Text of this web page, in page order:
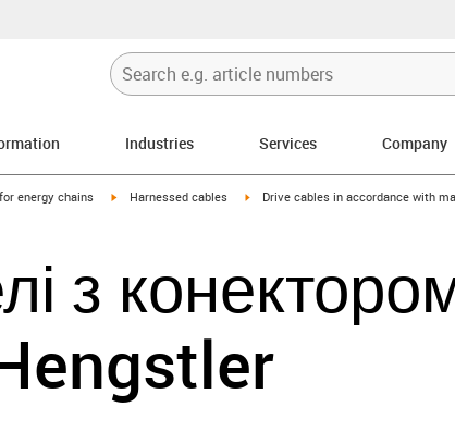
Industries Services Company
right
energy chains igus-icon-arrow-right
Harnessed cables igus-icon-arrow-right
Drive cables in accordance with
з